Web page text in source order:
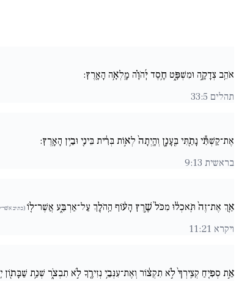
אֹהֵֽב צְדָקָ֣ה וּמִשְׁפָּ֑ט חֶ֥סֶד יְ֜הֹוָ֗ה מָֽלְאָ֥ה הָאָֽרֶץ:
תהלים 33:5
אֶת־קַשְׁתִּ֕י נָתַ֖תִּי בֶּֽעָנָ֑ן וְהָֽיְתָה֙ לְא֣וֹת בְּרִ֔ית בֵּינִ֖י וּבֵ֥ין הָאָֽרֶץ:
בראשית 9:13
אַ֤ךְ אֶת־זֶה֙ תֹּֽאכְל֔וּ מִכֹּל֙ שֶׁ֣רֶץ הָע֔וֹף הַֽהֹלֵ֖ךְ עַל־אַרְבַּ֑ע אֲשֶׁר־ל֤וֹ (כתיב
ויקרא 11:21
אֵ֣ת סְפִ֤יחַ קְצִֽירְךָ֙ לֹ֣א תִקְצ֔וֹר וְאֶת־עִנְּבֵ֥י נְזִירֶ֖ךָ לֹ֣א תִבְצֹ֑ר שְׁנַ֥ת שַׁבָּת֖וֹן